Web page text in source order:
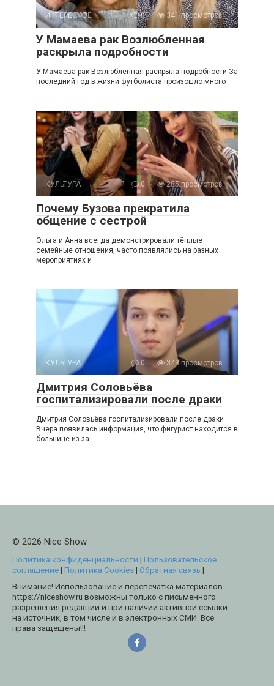
ИНТЕРЕСНОЕ 0 341 просмотров
У Мамаева рак Возлюбленная
раскрыла подробности
У Мамаева рак Возлюбленная раскрыла подробности За
последний год в жизни футболиста произошло много
КУЛЬТУРА 0 285 просмотров
Почему Бузова прекратила
общение с сестрой
Ольга и Анна всегда демонстрировали тёплые
семейные отношения, часто появлялись на разных
мероприятиях и
КУЛЬТУРА 0 343 просмотров
Дмитрия Соловьёва
госпитализировали после драки
Дмитрия Соловьёва госпитализировали после драки
Вчера появилась информация, что фигурист находится в
больнице из-за
© 2026 Nice Show
Политика конфиденциальности | Пользовательское
соглашение| Политика Cookies| Обратная связь |
Внимание! Использование и перепечатка материалов
https://niceshow.ru возможны только с письменного
разрешения редакции и при наличии активной ссылки
на источник, в том числе и в электронных СМИ. Все
права защещены!!!